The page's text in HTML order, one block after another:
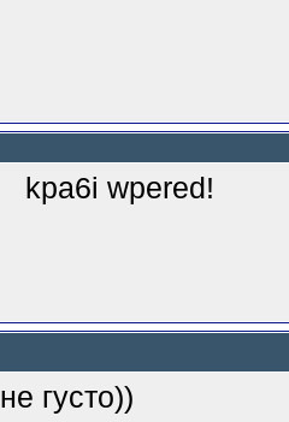
kpa6i wpered!
не густо))